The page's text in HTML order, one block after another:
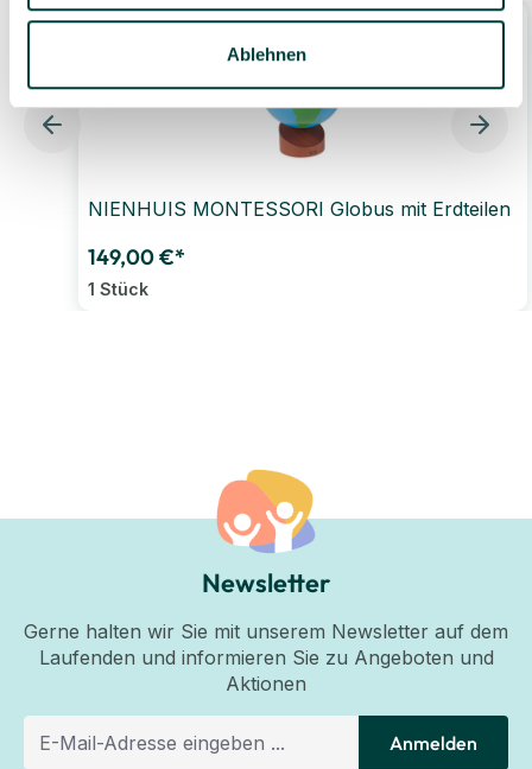
Ablehnen
NIENHUIS MONTESSORI Globus mit Erdteilen
149,00 €*
1 Stück
Newsletter
Gerne halten wir Sie mit unserem Newsletter auf dem
Laufenden und informieren Sie zu Angeboten und
Aktionen
Anmelden